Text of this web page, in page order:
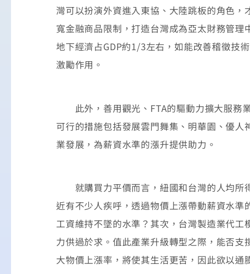
灣可以扮演外資進入東協、大陸跳板的角色
寬金融商品限制，打造台灣成為亞太財務管
地下經濟占GDP約1/3左右，如能改善稽徵技
激勵作用。
此外，善用觀光、FTA的驅動力擴大服務業
可行的措施包括發展雲門舞集、明華園、優
業發展，為薪資水準的漲升提供助力。
就購買力平價而言，紐國和台灣的人均所
近有不少人疾呼，透過物價上漲帶動薪資水
工資維持不墜的水準？其次，台灣製造業代
力供過於求。值此產業升級轉型之際，能否
大物價上漲率，將使其生活更苦，因此欲以